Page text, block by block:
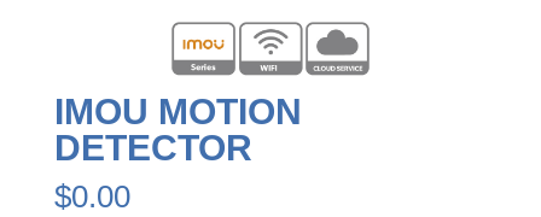
IMOU MOTION
DETECTOR
$0.00